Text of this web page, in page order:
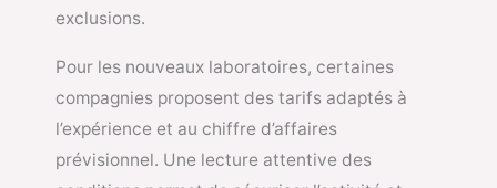
exclusions.
Pour les nouveaux laboratoires, certaines
compagnies proposent des tarifs adaptés à
l’expérience et au chiffre d’affaires
prévisionnel. Une lecture attentive des